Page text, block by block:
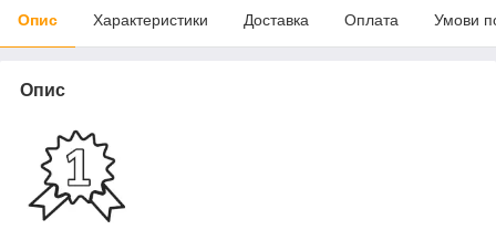
Опис Характеристики Доставка Оплата Умови
Опис